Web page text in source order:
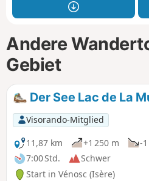
Andere
Gebiet
Der See Lac de La
Visorando-Mitglied
11,87 km
+1 250 m
-
7:00 Std.
Schwer
Start in Vénosc (Isère)